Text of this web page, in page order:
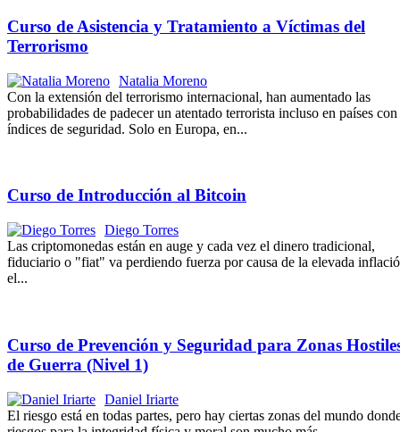
Curso de Asistencia y Tratamiento a Víctimas del
Terrorismo
Natalia Moreno
Con la extensión del terrorismo internacional, han aumentado las
probabilidades de padecer un atentado terrorista incluso en países con
índices de seguridad. Solo en Europa, en...
Curso de Introducción al Bitcoin
Diego Torres
Las criptomonedas están en auge y cada vez el dinero tradicional,
fiduciario o "fiat" va perdiendo fuerza por causa de la elevada
el...
Curso de Prevención y Seguridad para Zonas
de Guerra (Nivel 1)
Daniel Iriarte
El riesgo está en todas partes, pero hay ciertas zonas del mundo